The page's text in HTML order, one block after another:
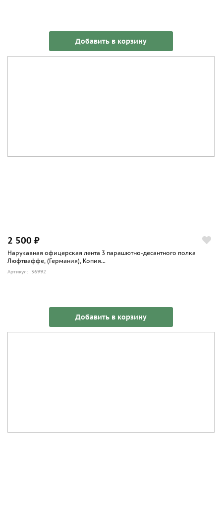
Добавить в корзину
2 500 ₽
Нарукавная офицерская лента 3 парашютно-десантного полка
Люфтваффе, (Германия), Копия...
Артикул: 36992
Добавить в корзину